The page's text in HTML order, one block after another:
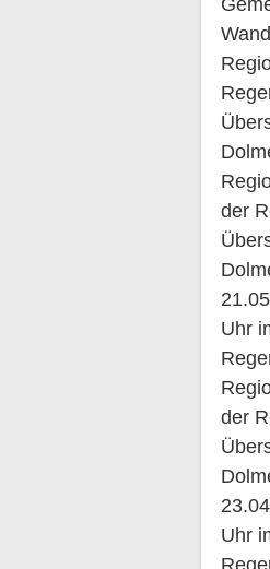
der
Uhr
der
Uhr